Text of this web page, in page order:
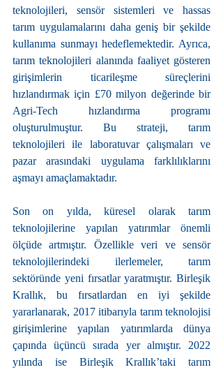
teknolojileri, sensör sistemleri ve hassas
tarım uygulamalarını daha geniş bir şekilde
kullanıma sunmayı hedeflemektedir. Ayrıca,
tarım teknolojileri alanında faaliyet gösteren
girişimlerin ticarileşme süreçlerini
hızlandırmak için £70 milyon değerinde bir
Agri-Tech hızlandırma programı
oluşturulmuştur. Bu strateji, tarım
teknolojileri ile laboratuvar çalışmaları ve
pazar arasındaki uygulama farklılıklarını
aşmayı amaçlamaktadır.
Son on yılda, küresel olarak tarım
teknolojilerine yapılan yatırımlar önemli
ölçüde artmıştır. Özellikle veri ve sensör
teknolojilerindeki ilerlemeler, tarım
sektöründe yeni fırsatlar yaratmıştır. Birleşik
Krallık, bu fırsatlardan en iyi şekilde
yararlanarak, 2017 itibarıyla tarım teknolojisi
girişimlerine yapılan yatırımlarda dünya
çapında üçüncü sırada yer almıştır. 2022
yılında ise Birleşik Krallık’taki tarım